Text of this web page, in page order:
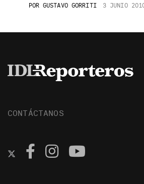
POR GUSTAVO GORRITI 3 JUNIO
CONTÁCTANOS